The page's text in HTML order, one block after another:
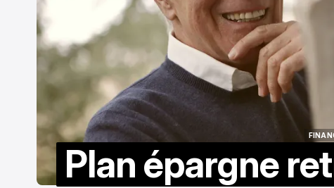
Plan épargne